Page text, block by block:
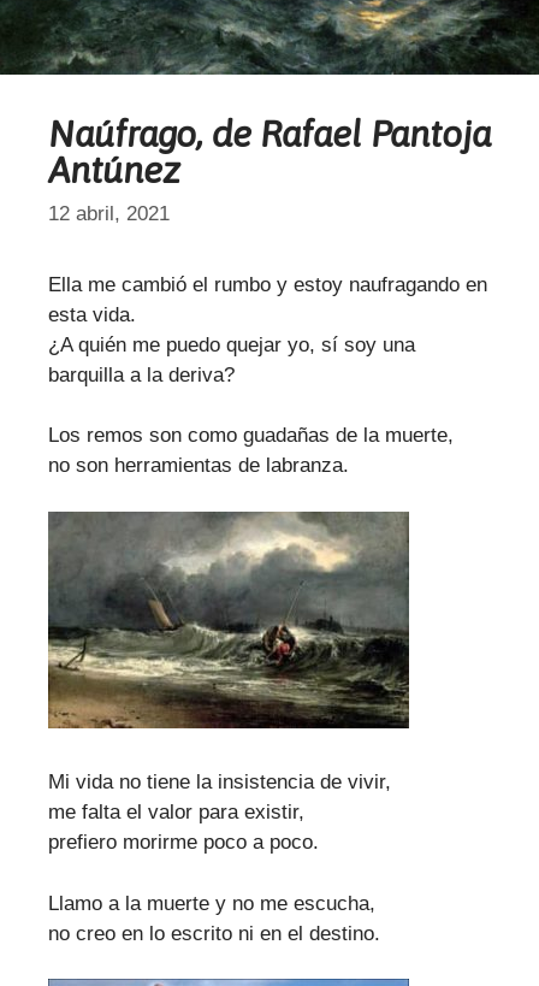
Naúfrago, de Rafael Pantoja
Antúnez
12 abril, 2021
Ella me cambió el rumbo y estoy naufragando en
esta vida.
¿A quién me puedo quejar yo, sí soy una
barquilla a la deriva?
Los remos son como guadañas de la muerte,
no son herramientas de labranza.
Mi vida no tiene la insistencia de vivir,
me falta el valor para existir,
prefiero morirme poco a poco.
Llamo a la muerte y no me escucha,
no creo en lo escrito ni en el destino.